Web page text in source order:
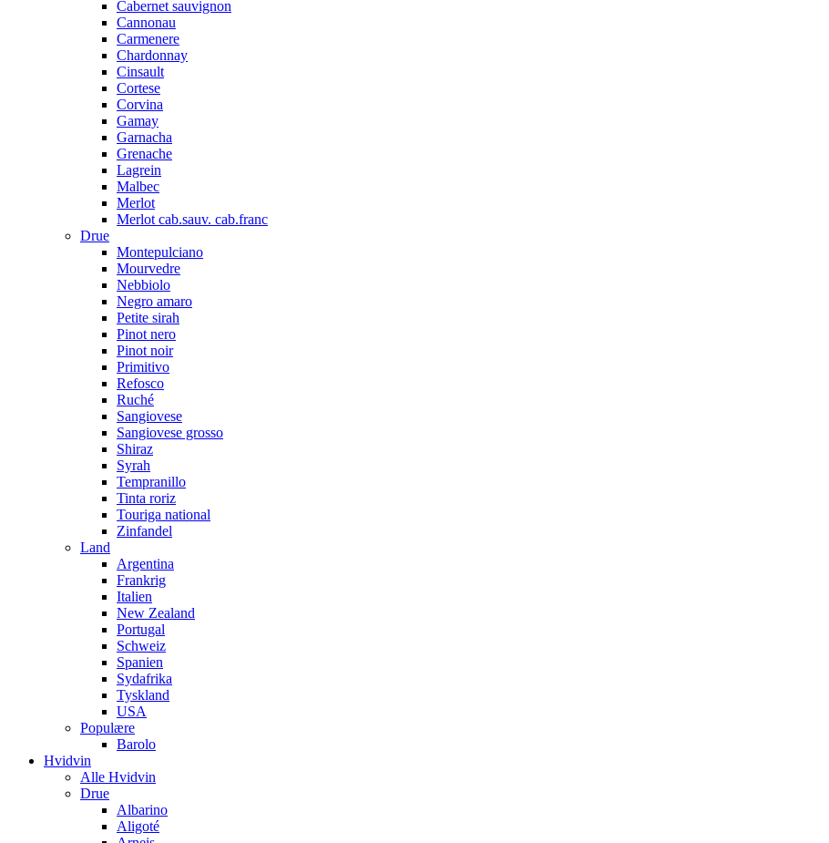
Cabernet sauvignon
Cannonau
Carmenere
Chardonnay
Cinsault
Cortese
Corvina
Gamay
Garnacha
Grenache
Lagrein
Malbec
Merlot
Merlot cab.sauv. cab.franc
Drue
Montepulciano
Mourvedre
Nebbiolo
Negro amaro
Petite sirah
Pinot nero
Pinot noir
Primitivo
Refosco
Ruché
Sangiovese
Sangiovese grosso
Shiraz
Syrah
Tempranillo
Tinta roriz
Touriga national
Zinfandel
Land
Argentina
Frankrig
Italien
New Zealand
Portugal
Schweiz
Spanien
Sydafrika
Tyskland
USA
Populære
Barolo
Hvidvin
Alle Hvidvin
Drue
Albarino
Aligoté